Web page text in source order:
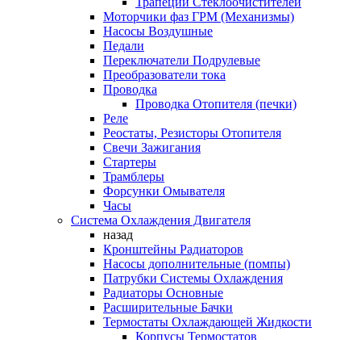
Моторчики фаз ГРМ (Механизмы)
Насосы Воздушные
Педали
Переключатели Подрулевые
Преобразователи тока
Проводка
Проводка Отопителя (печки)
Реле
Реостаты, Резисторы Отопителя
Свечи Зажигания
Стартеры
Трамблеры
Форсунки Омывателя
Часы
Система Охлаждения Двигателя
назад
Кронштейны Радиаторов
Насосы дополнительные (помпы)
Патрубки Системы Охлаждения
Радиаторы Основные
Расширительные Бачки
Термостаты Охлаждающей Жидкости
Корпусы Термостатов